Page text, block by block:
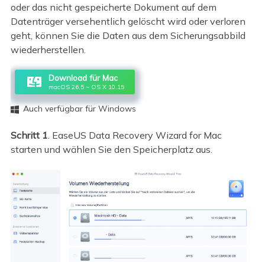
oder das nicht gespeicherte Dokument auf dem
Datenträger versehentlich gelöscht wird oder verloren
geht, können Sie die Daten aus dem Sicherungsabbild
wiederherstellen.
Download für Mac
macOS 26.5 ~ OS X 10.15
 Auch verfügbar für Windows
Schritt 1. EaseUS Data Recovery Wizard for Mac
starten und wählen Sie den Speicherplatz aus.